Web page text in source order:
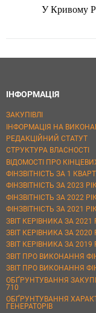
У Кривому
ІНФОРМАЦІЯ
ЗАКУПІВЛІ
ІНФОРМАЦІЯ НА
РЕДАКЦІЙНИЙ СТАТУТ
СТРУКТУРА ВЛАСНОСТІ
ВІДОМОСТІ ПРО
ФІНЗВІТНІСТЬ ЗА 1
ФІНЗВІТНІСТЬ ЗА 2023
ФІНЗВІТНІСТЬ ЗА 2022
ФІНЗВІТНІСТЬ ЗА 2021
ЗВІТ КЕРІВНИКА ЗА 2021
ЗВІТ КЕРІВНИКА ЗА 2020
ЗВІТ КЕРІВНИКА ЗА 2019
ЗВІТ ПРО ВИКОНАННЯ
ЗВІТ ПРО ВИКОНАННЯ
ОБҐРУНТУВАННЯ
710
ОБҐРУНТУВАННЯ
ГЕНЕРАТОРІВ